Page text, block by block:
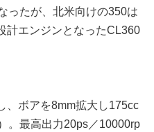
ったが、北米向けの350は
計エンジンとなったCL360
、ボアを8mm拡大し175cc
。最高出力20ps／10000rp